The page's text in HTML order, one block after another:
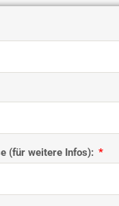
(für weitere Infos):